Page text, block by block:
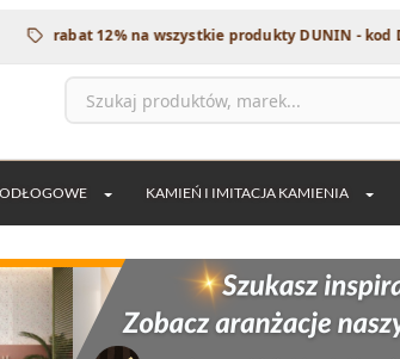
rabat 12% na wszystkie produkty DUNIN - kod
KAMIEŃ I IMITACJA KAMIENIA